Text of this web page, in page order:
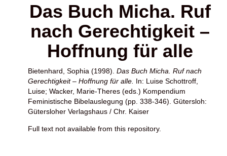
Das Buch Micha. Ruf
nach Gerechtigkeit –
Hoffnung für alle
Bietenhard, Sophia (1998). Das Buch Micha. Ruf nach
Gerechtigkeit – Hoffnung für alle. In: Luise Schottroff,
Luise; Wacker, Marie-Theres (eds.) Kompendium
Feministische Bibelauslegung (pp. 338-346). Gütersloh:
Gütersloher Verlagshaus / Chr. Kaiser
Full text not available from this repository.